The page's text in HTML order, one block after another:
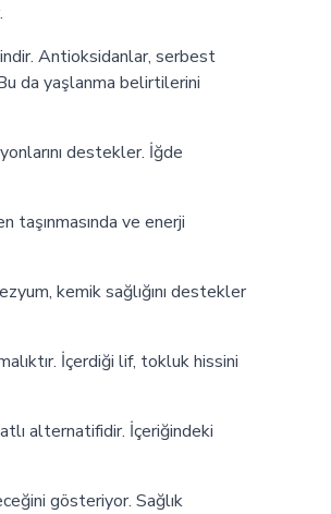
Antioksidanlar, serbest
da yaşlanma belirtilerini
destekler. İğde
taşınmasında ve enerji
kemik sağlığını destekler
İçerdiği lif, tokluk hissini
alternatifidir. İçeriğindeki
gösteriyor. Sağlık